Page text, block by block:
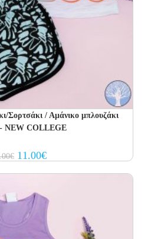
Σορτσάκι / Αμάνικο μπλουζάκι
NEW COLLEGE
€ Original
price
11.00€Current
price